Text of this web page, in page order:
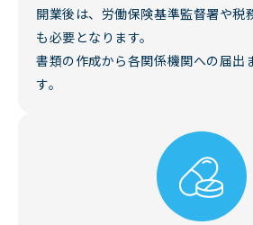
開業後は、労働保険基準監督署や税
も必要となります。
書類の作成から各関係機関への届出
す。